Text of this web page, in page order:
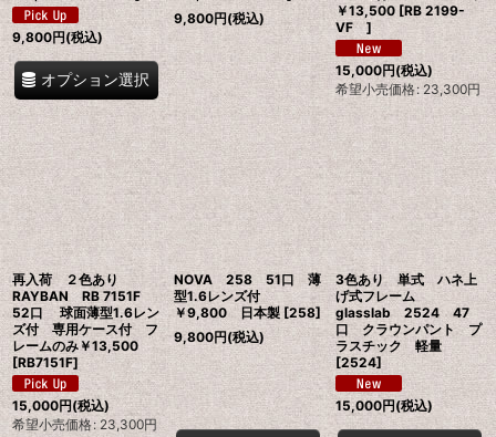
9,800円(税込)
オプション選択
9,800円(税込)
￥13,500 [RB 2199-
VF]
15,000円(税込)
希望小売価格: 23,300円
再入荷 ２色あり
RAYBAN RB 7151F
52口 球面薄型1.6レン
ズ付 専用ケース付 フ
レームのみ￥13,500
[RB7151F]
15,000円(税込)
希望小売価格: 23,300円
NOVA 258 51口 薄
型1.6レンズ付
￥9,800 日本製 [258]
9,800円(税込)
3色あり 単式 ハネ上
げ式フレーム
glasslab 2524 47
口 クラウンパント プ
ラスチック 軽量
[2524]
15,000円(税込)